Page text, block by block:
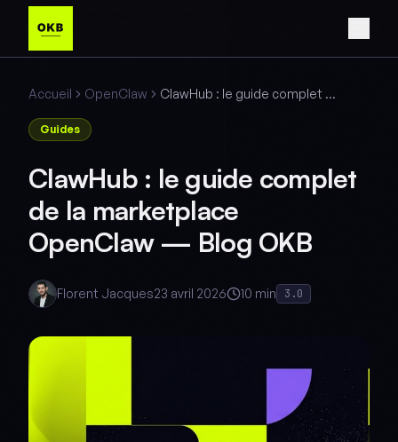
Accueil OpenClaw ClawHub : le guide complet de la marketplace OpenClaw — Blog OKB
Guides
ClawHub : le guide complet
de la marketplace
OpenClaw — Blog OKB
Florent Jacques23 avril 2026 10 min 3.0